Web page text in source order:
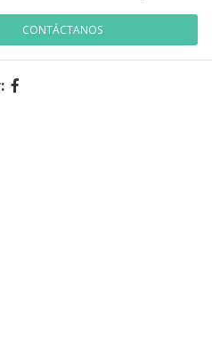
CONTÁCTANOS